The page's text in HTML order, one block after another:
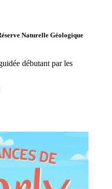
Naturelle Géologique
débutant par les